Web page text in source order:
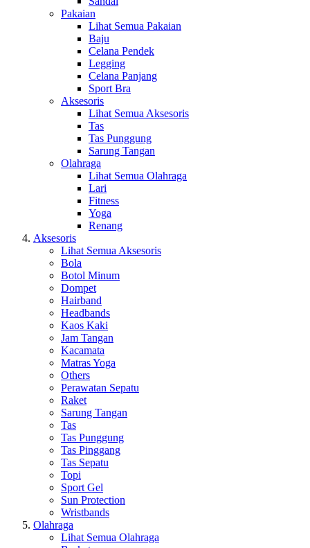
Pakaian
Lihat Semua Pakaian
Baju
Celana Pendek
Legging
Celana Panjang
Sport Bra
Aksesoris
Lihat Semua Aksesoris
Tas
Tas Punggung
Sarung Tangan
Olahraga
Lihat Semua Olahraga
Lari
Fitness
Yoga
Renang
Aksesoris
Lihat Semua Aksesoris
Bola
Botol Minum
Dompet
Hairband
Headbands
Kaos Kaki
Jam Tangan
Kacamata
Matras Yoga
Others
Perawatan Sepatu
Raket
Sarung Tangan
Tas
Tas Punggung
Tas Pinggang
Tas Sepatu
Topi
Sport Gel
Sun Protection
Wristbands
Olahraga
Lihat Semua Olahraga